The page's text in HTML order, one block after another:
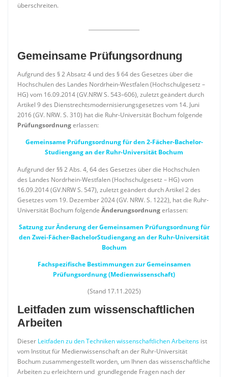
überschreiten.
Gemeinsame Prüfungsordnung
Aufgrund des § 2 Absatz 4 und des § 64 des Gesetzes über die
Hochschulen des Landes Nordrhein-Westfalen (Hochschulgesetz –
HG) vom 16.09.2014 (GV.NRW S. 543–606), zuletzt geändert durch
Artikel 9 des Dienstrechtsmodernisierungsgesetzes vom 14. Juni
2016 (GV. NRW. S. 310) hat die Ruhr-Universität Bochum folgende
Prüfungsordnungerlassen:
Gemeinsame Prüfungsordnung für den 2-Fächer-Bachelor-
Studiengang an der Ruhr-Universität Bochum
Aufgrund der §§ 2 Abs. 4, 64 des Gesetzes über die Hochschulen
des Landes Nordrhein-Westfalen (Hochschulgesetz – HG) vom
16.09.2014 (GV.NRW S. 547), zuletzt geändert durch Artikel 2 des
Gesetzes vom 19. Dezember 2024 (GV. NRW. S. 1222), hat die Ruhr-
Universität Bochum folgende Änderungsordnungerlassen:
Satzung zur Änderung der Gemeinsamen Prüfungsordnung für
den Zwei-Fächer-BachelorStudiengang an der Ruhr-Universität
Bochum
Fachspezifische Bestimmungen zur Gemeinsamen
Prüfungsordnung(Medienwissenschaft)
(Stand 17.11.2025)
Leitfaden zum wissenschaftlichen
Arbeiten
Dieser Leitfaden zu den Techniken wissenschaftlichen Arbeitens ist
vom Institut für Medienwissenschaft an der Ruhr-Universität
Bochum zusammengestellt worden, um Ihnen das wissenschaftliche
Arbeiten zu erleichtern und grundlegende Fragen nach der